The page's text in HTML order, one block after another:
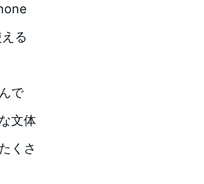
る
で
文体
くさ